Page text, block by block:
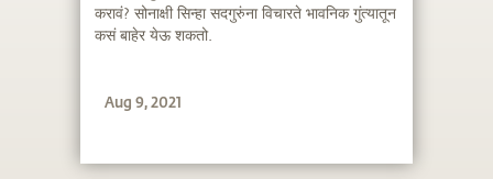
करावं? सोनाक्षी सिन्हा सदगुरुंना विचारते भावनिक गुंत्यातून
कसं बाहेर येऊ शकतो.
Aug 9, 2021